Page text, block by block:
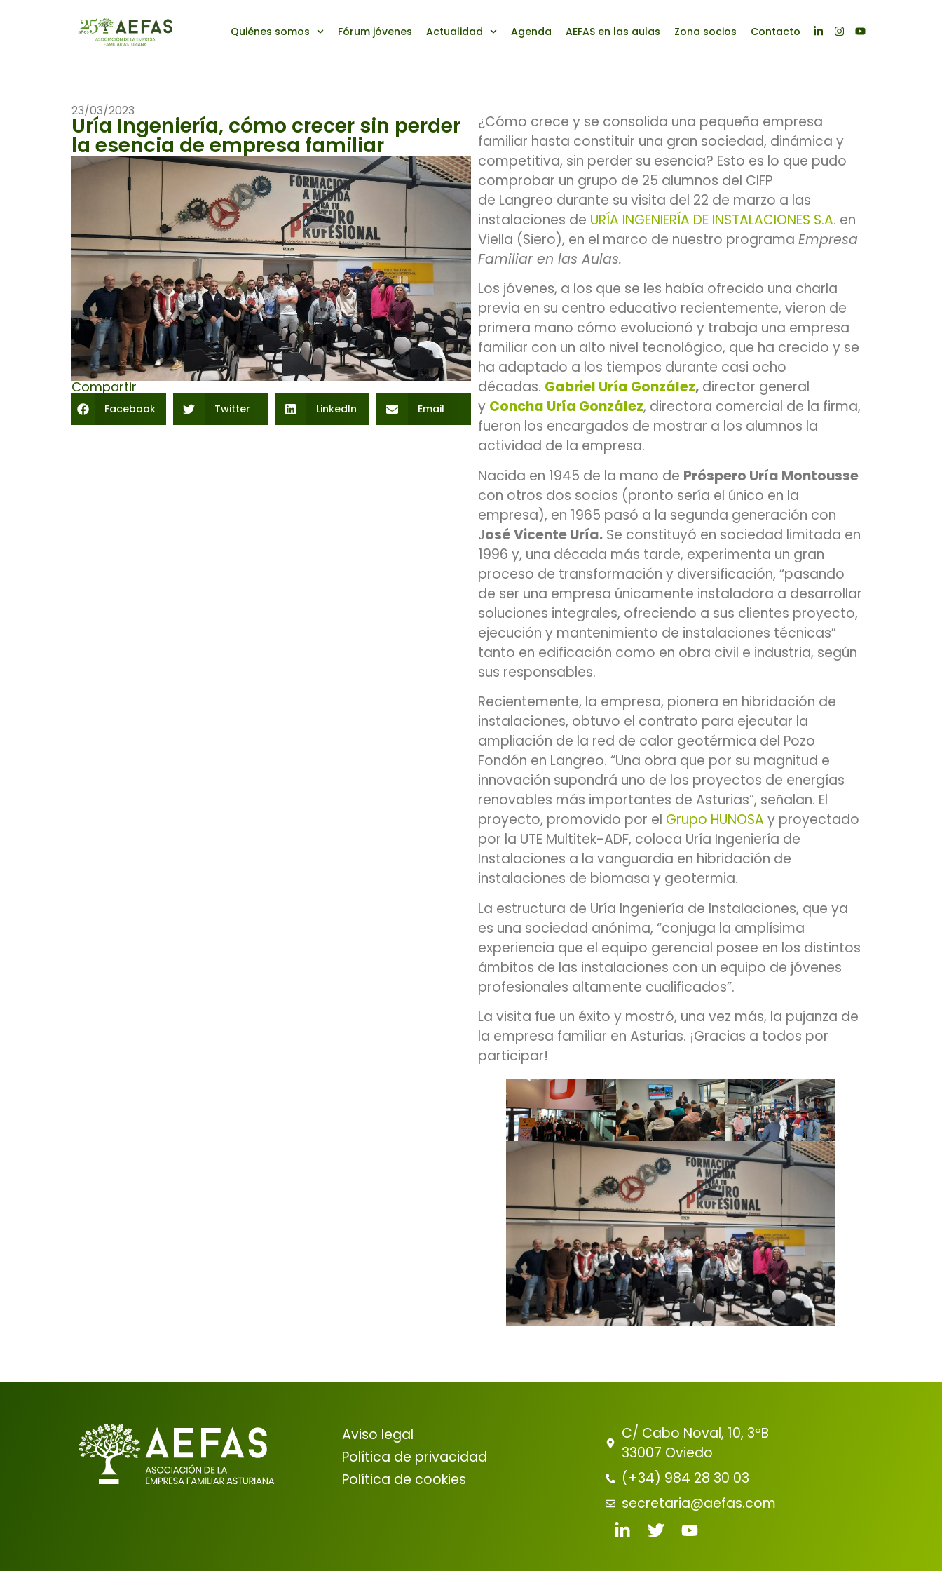
Quiénes somos Fórum jóvenes Actualidad Agenda AEFAS en las aulas Zona socios Contacto
23/03/2023
Uría Ingeniería, cómo crecer sin perder
la esencia de empresa familiar
Compartir
Facebook Twitter LinkedIn Email
¿Cómo crece y se consolida una pequeña empresa
familiar hasta constituir una gran sociedad, dinámica y
competitiva, sin perder su esencia? Esto es lo que pudo
comprobar un grupo de 25 alumnos del CIFP
de Langreo durante su visita del 22 de marzo a las
instalaciones de URÍA INGENIERÍA DE INSTALACIONES S.A. en
Viella (Siero), en el marco de nuestro programa Empresa
Familiar en las Aulas.
Los jóvenes, a los que se les había ofrecido una charla
previa en su centro educativo recientemente, vieron de
primera mano cómo evolucionó y trabaja una empresa
familiar con un alto nivel tecnológico, que ha crecido y se
ha adaptado a los tiempos durante casi ocho
décadas. Gabriel Uría González, director general
y Concha Uría González, directora comercial de la firma,
fueron los encargados de mostrar a los alumnos la
actividad de la empresa.
Nacida en 1945 de la mano de Próspero Uría Montousse
con otros dos socios (pronto sería el único en la
empresa), en 1965 pasó a la segunda generación con
José Vicente Uría. Se constituyó en sociedad limitada en
1996 y, una década más tarde, experimenta un gran
proceso de transformación y diversificación, “pasando
de ser una empresa únicamente instaladora a desarrollar
soluciones integrales, ofreciendo a sus clientes proyecto,
ejecución y mantenimiento de instalaciones técnicas”
tanto en edificación como en obra civil e industria, según
sus responsables.
Recientemente, la empresa, pionera en hibridación de
instalaciones, obtuvo el contrato para ejecutar la
ampliación de la red de calor geotérmica del Pozo
Fondón en Langreo. “Una obra que por su magnitud e
innovación supondrá uno de los proyectos de energías
renovables más importantes de Asturias”, señalan. El
proyecto, promovido por el Grupo HUNOSA y proyectado
por la UTE Multitek-ADF, coloca Uría Ingeniería de
Instalaciones a la vanguardia en hibridación de
instalaciones de biomasa y geotermia.
La estructura de Uría Ingeniería de Instalaciones, que ya
es una sociedad anónima, “conjuga la amplísima
experiencia que el equipo gerencial posee en los distintos
ámbitos de las instalaciones con un equipo de jóvenes
profesionales altamente cualificados”.
La visita fue un éxito y mostró, una vez más, la pujanza de
la empresa familiar en Asturias. ¡Gracias a todos por
participar!
Aviso legal
Política de privacidad
Política de cookies
C/ Cabo Noval, 10, 3ºB
33007 Oviedo
(+34) 984 28 30 03
secretaria@aefas.com